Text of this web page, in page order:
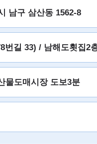
남구 삼산동 1562-8
번길 33) / 남해도횟집2
물도매시장 도보3분